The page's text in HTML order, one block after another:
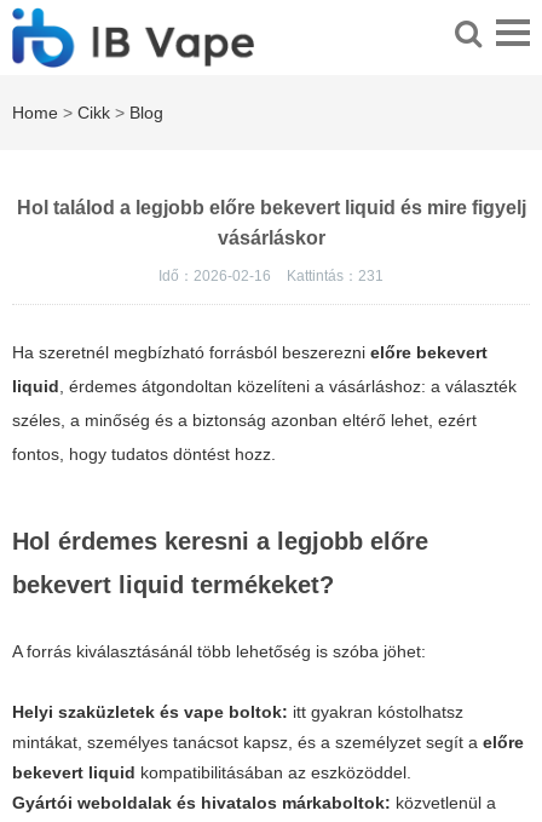
Home > Cikk > Blog
Hol találod a legjobb előre bekevert liquid és mire figyelj
vásárláskor
Idő：2026-02-16 Kattintás： 231
Ha szeretnél megbízható forrásból beszerezni előre bekevert
liquid, érdemes átgondoltan közelíteni a vásárláshoz: a választék
széles, a minőség és a biztonság azonban eltérő lehet, ezért
fontos, hogy tudatos döntést hozz.
Hol érdemes keresni a legjobb előre
bekevert liquid termékeket?
A forrás kiválasztásánál több lehetőség is szóba jöhet:
Helyi szaküzletek és vape boltok: itt gyakran kóstolhatsz
mintákat, személyes tanácsot kapsz, és a személyzet segít a előre
bekevert liquid kompatibilitásában az eszközöddel.
Gyártói weboldalak és hivatalos márkaboltok: közvetlenül a